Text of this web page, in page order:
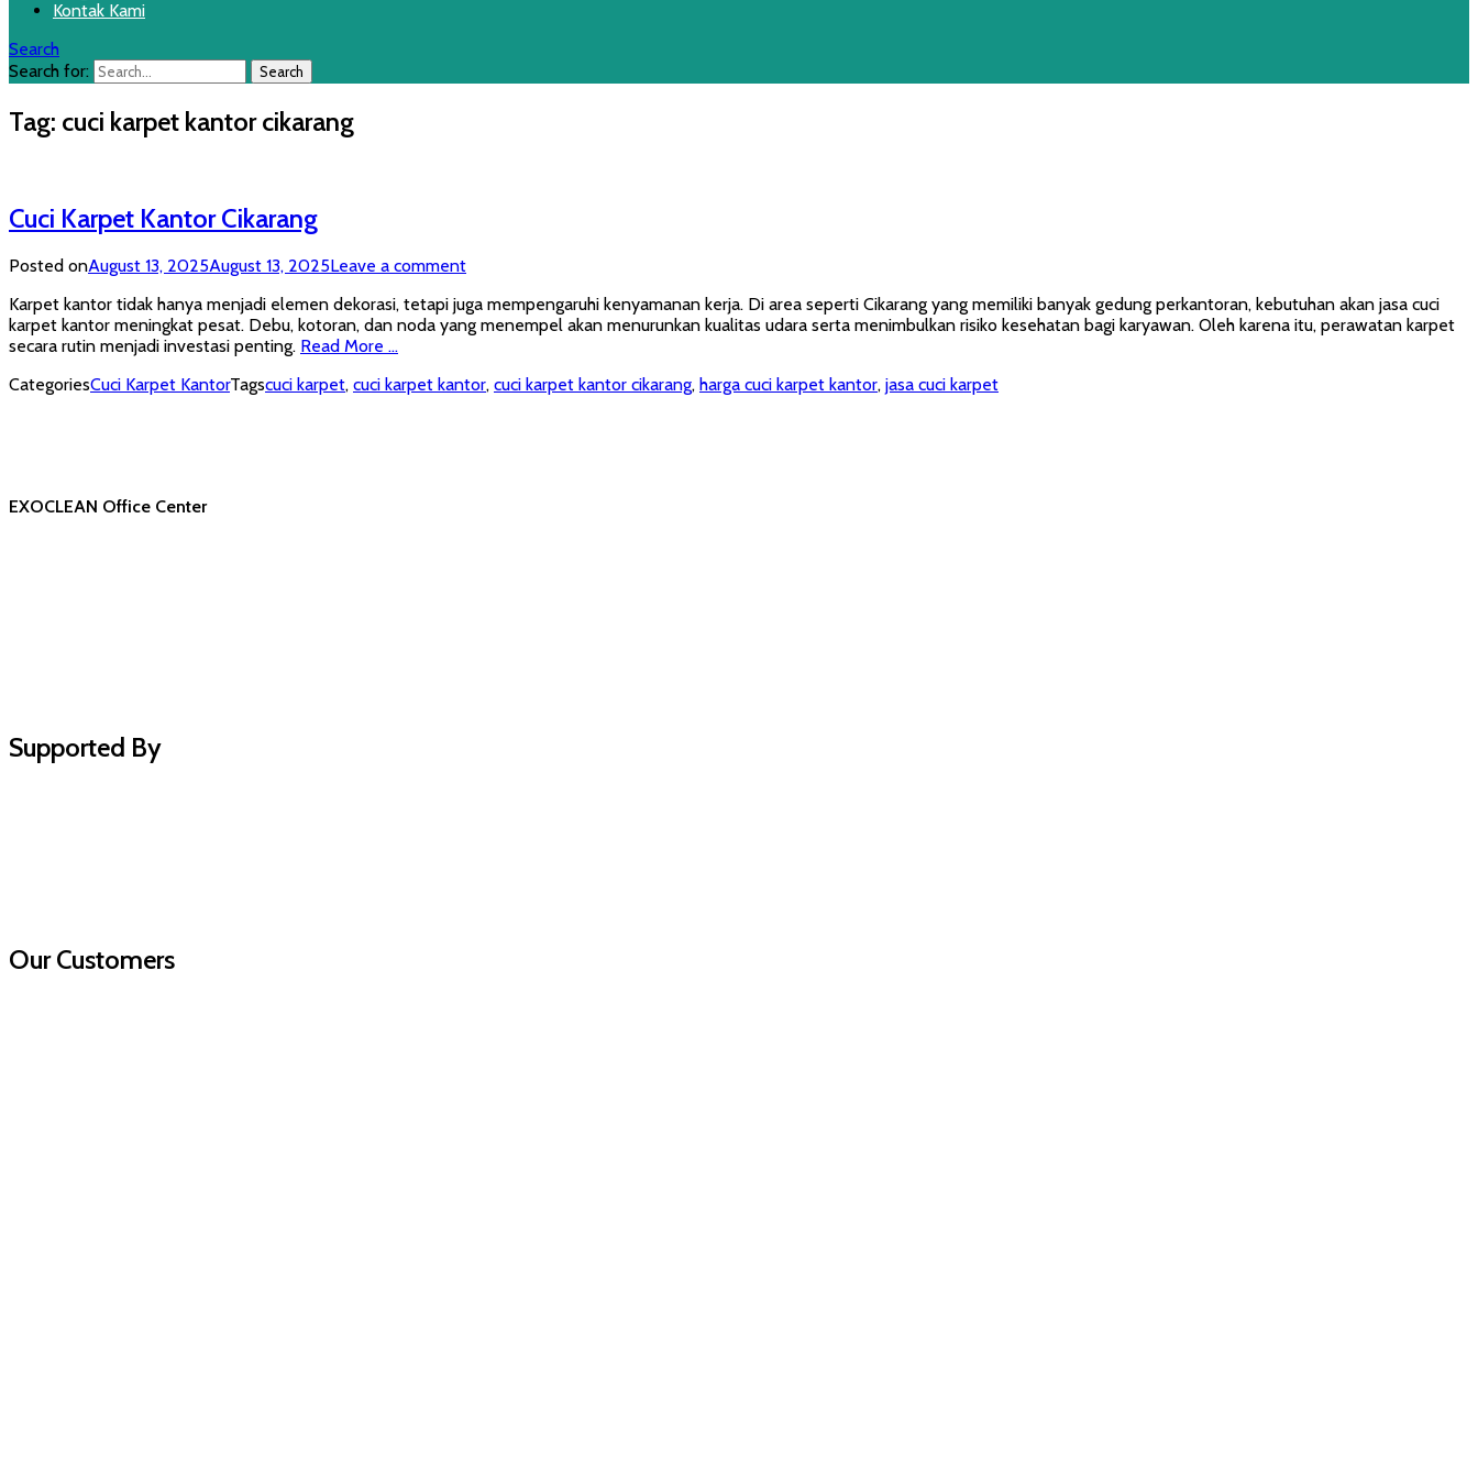
Kontak Kami
Search
Search for:
Tag: cuci karpet kantor cikarang
Cuci Karpet Kantor Cikarang
Posted onAugust 13, 2025August 13, 2025Leave a comment
Karpet kantor tidak hanya menjadi elemen dekorasi, tetapi juga mempengaruhi kenyamanan kerja. Di area seperti Cikarang yang memiliki banyak gedung perkantoran, kebutuhan akan jasa cuci
karpet kantor meningkat pesat. Debu, kotoran, dan noda yang menempel akan menurunkan kualitas udara serta menimbulkan risiko kesehatan bagi karyawan. Oleh karena itu, perawatan karpet
secara rutin menjadi investasi penting. Read More …
CategoriesCuci Karpet KantorTagscuci karpet, cuci karpet kantor, cuci karpet kantor cikarang, harga cuci karpet kantor, jasa cuci karpet
EXOCLEAN Office Center
Supported By
Our Customers